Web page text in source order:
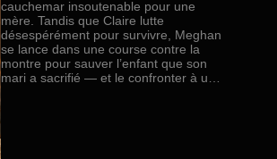
cauchemar insoutenable pour une
mère. Tandis que Claire lutte
désespérément pour survivre, Meghan
se lance dans une course contre la
montre pour sauver l’enfant que son
mari a sacrifié — et le confronter à un